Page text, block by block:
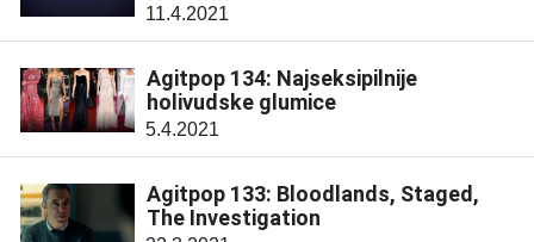
11.4.2021
Agitpop 134: Najseksipilnije
holivudske glumice
5.4.2021
Agitpop 133: Bloodlands, Staged,
The Investigation